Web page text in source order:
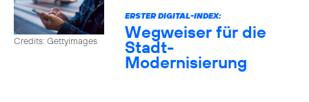
Credits: Gettyimages
ERSTER DIGITAL-INDEX:
Wegweiser für die
Stadt-
Modernisierung